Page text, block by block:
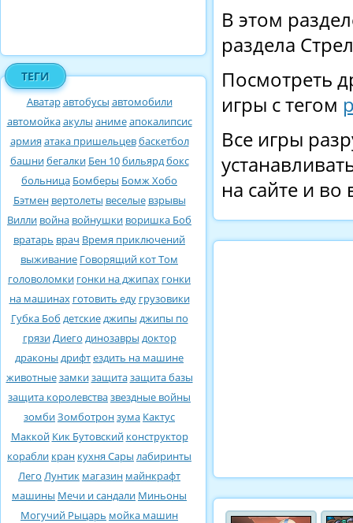
ТЕГИ
Аватаравтобусы автомобили
автомойкаакулы анимеапокалипсис
армия атака пришельцевбаскетбол
башнибегалки Бен 10бильярдбокс
больница Бомберы Бомж Хобо
Бэтмен вертолеты веселые взрывы
Вилли война войнушки воришка Боб
вратарь врач Время приключений
выживание Говорящий кот Том
головоломки гонки на джипах гонки
на машинах готовить еду грузовики
Губка Боб детскиеджипы джипы по
грязиДиего динозавры доктор
драконы дрифтездить на машине
животныезамкизащитазащита базы
защита королевствазвездные войны
зомбиЗомботронзума Кактус
Маккой Кик Бутовский конструктор
корабли кран кухня Сары лабиринты
Лего Лунтик магазин майнкрафт
машины Мечи и сандали Миньоны
Могучий Рыцарь мойка машин
В этом
раздела
Посмотреть
игры с тегом
Все игры
на сайте и